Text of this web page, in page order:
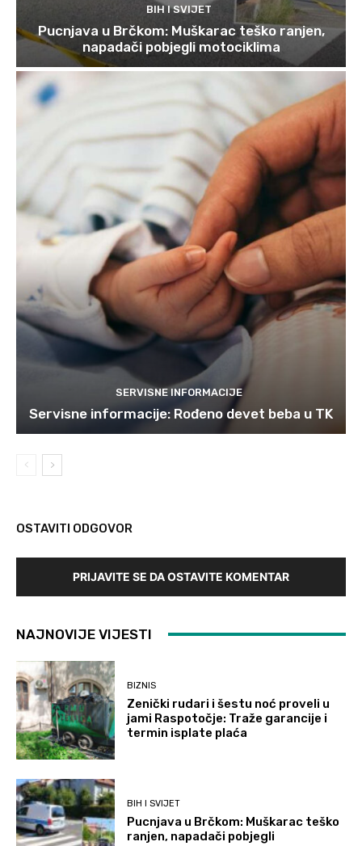
BIH I SVIJET
Pucnjava u Brčkom: Muškarac teško ranjen,
napadači pobjegli motociklima
SERVISNE INFORMACIJE
Servisne informacije: Rođeno devet beba u TK
OSTAVITI ODGOVOR
PRIJAVITE SE DA OSTAVITE KOMENTAR
NAJNOVIJE VIJESTI
BIZNIS
Zenički rudari i šestu noć proveli u
jami Raspotočje: Traže garancije i
termin isplate plaća
BIH I SVIJET
Pucnjava u Brčkom: Muškarac teško
ranjen, napadači pobjegli